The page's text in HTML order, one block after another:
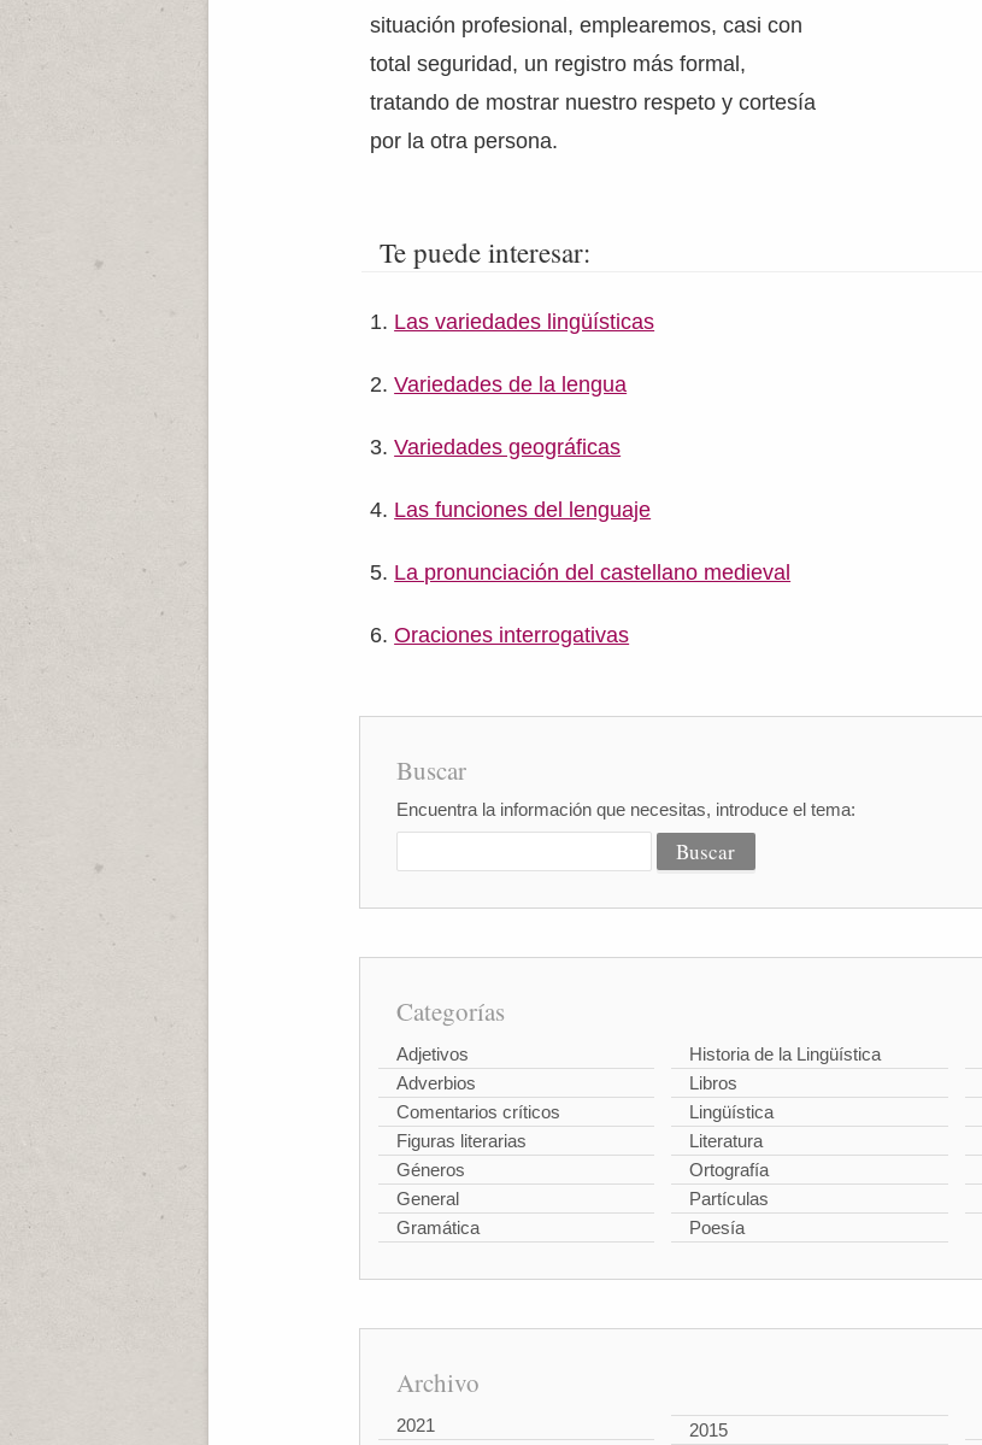
situación profesional, emplearemos, casi con
total seguridad, un registro más formal,
tratando de mostrar nuestro respeto y cortesía
por la otra persona.
Te puede interesar:
Las variedades lingüísticas
Variedades de la lengua
Variedades geográficas
Las funciones del lenguaje
La pronunciación del castellano medieval
Oraciones interrogativas
Buscar
Encuentra la información que necesitas, introduce el tema:
Categorías
Adjetivos
Adverbios
Comentarios críticos
Figuras literarias
Géneros
General
Gramática
Historia de la Lingüística
Libros
Lingüística
Literatura
Ortografía
Partículas
Poesía
Archivo
2021
2015